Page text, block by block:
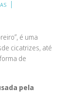
é uma
cicatrizes, até
de
pela